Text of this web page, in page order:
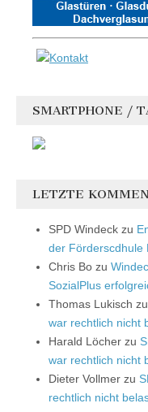
SMARTPHONE /
LETZTE
SPD Windeck zu
der Förderscdhule
Chris Bo zu
SozialPlus
Thomas Lukisch zu
war rechtlich nicht
Harald Löcher zu
war rechtlich nicht
Dieter Vollmer zu
rechtlich nicht